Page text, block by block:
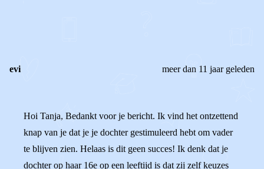
evi meer dan 11 jaar geleden
Hoi Tanja, Bedankt voor je bericht. Ik vind het ontzettend
knap van je dat je je dochter gestimuleerd hebt om vader
te blijven zien. Helaas is dit geen succes! Ik denk dat je
dochter op haar 16e op een leeftijd is dat zij zelf keuzes